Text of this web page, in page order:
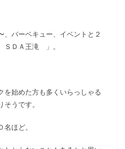
、バーベキュー、イベントと２
ＤＡ王滝 」。
を始めた方も多くいらっしゃる
うです。
ほど。